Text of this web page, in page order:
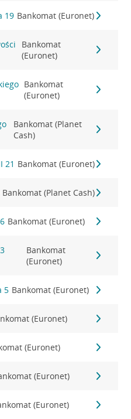
19 Bankomat (Euronet)
Bankomat
(Euronet)
Bankomat
(Euronet)
Bankomat (Planet
Cash)
21 Bankomat (Euronet)
Bankomat (Planet Cash)
Bankomat (Euronet)
Bankomat
(Euronet)
5 Bankomat (Euronet)
(Euronet)
(Euronet)
(Euronet)
(Euronet)